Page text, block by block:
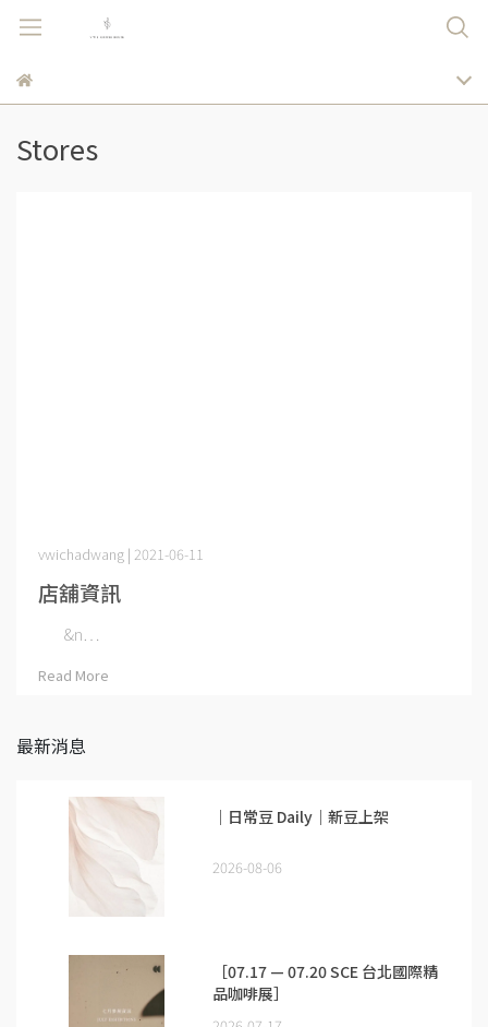
Stores
店舖資訊
vwichadwang | 2021-06-11
&n⋯
Read More
最新消息
｜日常豆 Daily｜新豆上架
2026-08-06
［07.17 — 07.20 SCE 台北國際精
品咖啡展］